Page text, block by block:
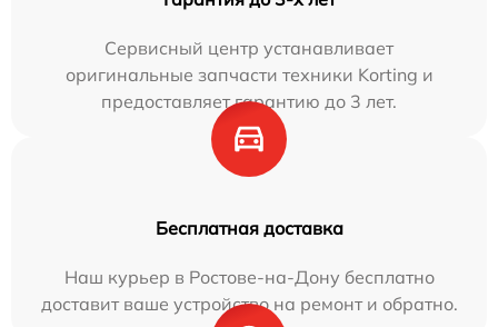
Сервисный центр устанавливает
оригинальные запчасти техники Korting и
предоставляет гарантию до 3 лет.
Бесплатная доставка
Наш курьер в Ростове-на-Дону бесплатно
доставит ваше устройство на ремонт и обратно.